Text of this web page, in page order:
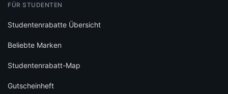
FÜR STUDENTEN
Studentenrabatte Übersicht
Beliebte Marken
Studentenrabatt-Map
Gutscheinheft